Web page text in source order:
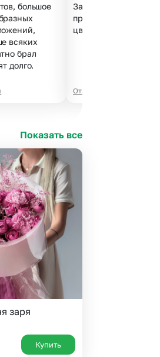
большое
всяких
брал
долго.
Заказала за 5 минут,
проблем. Курьер
цветы свежие, не
Отзывы Яндекс.Карты
Показать все
заря
Купить